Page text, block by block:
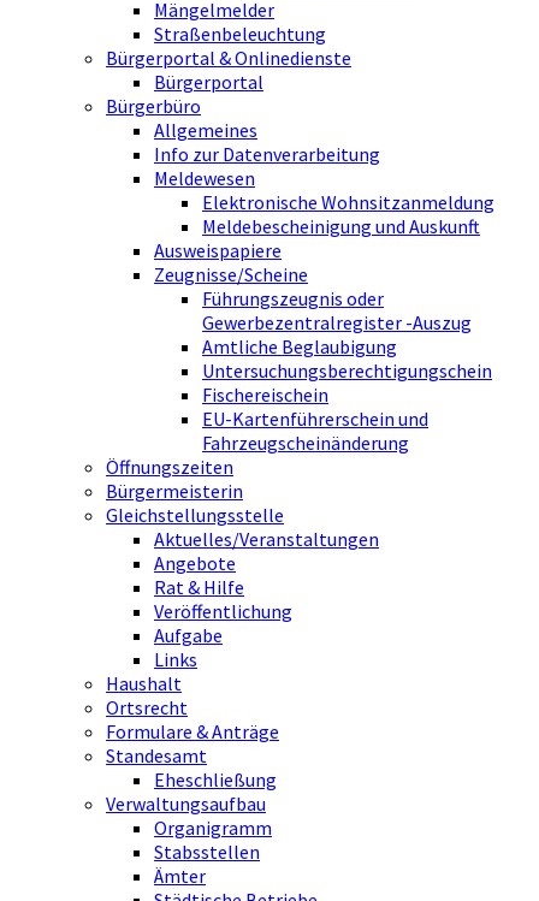
Mängelmelder
Straßenbeleuchtung
Bürgerportal & Onlinedienste
Bürgerportal
Bürgerbüro
Allgemeines
Info zur Datenverarbeitung
Meldewesen
Elektronische Wohnsitzanmeldung
Meldebescheinigung und Auskunft
Ausweispapiere
Zeugnisse/Scheine
Führungszeugnis oder
Gewerbezentralregister -Auszug
Amtliche Beglaubigung
Untersuchungsberechtigungschein
Fischereischein
EU-Kartenführerschein und
Fahrzeugscheinänderung
Öffnungszeiten
Bürgermeisterin
Gleichstellungsstelle
Aktuelles/Veranstaltungen
Angebote
Rat & Hilfe
Veröffentlichung
Aufgabe
Links
Haushalt
Ortsrecht
Formulare & Anträge
Standesamt
Eheschließung
Verwaltungsaufbau
Organigramm
Stabsstellen
Ämter